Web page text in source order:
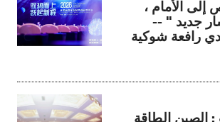
الأمام ،
جديد " --
دي رافعة شوكية
: الصين الطاقة